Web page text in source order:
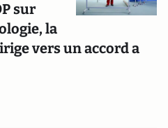
sur
la
vers un accord a